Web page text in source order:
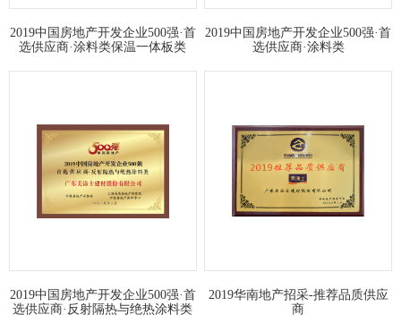
2019中国房地产开发企业500强·首
选供应商·涂料类保温一体板类
2019中国房地产开发企业500强·首
选供应商·涂料类
2019中国房地产开发企业500强·首
选供应商·反射隔热与绝热涂料类
2019华南地产招采-推荐品质供应
商